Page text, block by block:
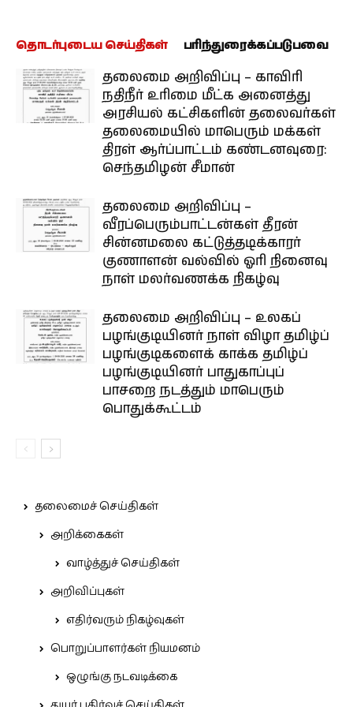
தொடர்புடைய செய்திகள் பரிந்துரைக்கப்படுபவை
தலைமை அறிவிப்பு – காவிரி
நதிநீர் உரிமை மீட்க அனைத்து
அரசியல் கட்சிகளின் தலைவர்கள்
தலைமையில் மாபெரும் மக்கள்
திரள் ஆர்ப்பாட்டம் கண்டனவுரை:
செந்தமிழன் சீமான்
தலைமை அறிவிப்பு –
வீரப்பெரும்பாட்டன்கள் தீரன்
சின்னமலை கட்டுத்தடிக்காரர்
குணாளன் வல்வில் ஓரி நினைவு
நாள் மலர்வணக்க நிகழ்வு
தலைமை அறிவிப்பு – உலகப்
பழங்குடியினர் நாள் விழா தமிழ்ப்
பழங்குடிகளைக் காக்க தமிழ்ப்
பழங்குடியினர் பாதுகாப்புப்
பாசறை நடத்தும் மாபெரும்
பொதுக்கூட்டம்
தலைமைச் செய்திகள்
அறிக்கைகள்
வாழ்த்துச் செய்திகள்
அறிவிப்புகள்
எதிர்வரும் நிகழ்வுகள்
பொறுப்பாளர்கள் நியமனம்
ஒழுங்கு நடவடிக்கை